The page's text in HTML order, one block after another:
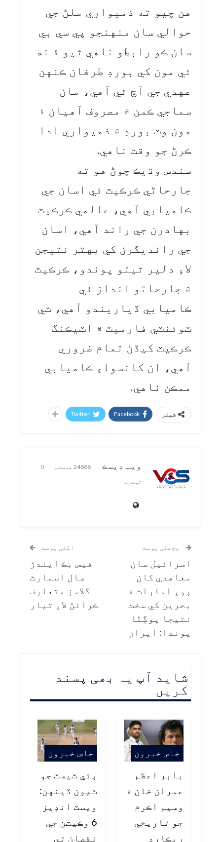
هن چيو ته ذميواري ملڻ جي
حوالي سان منهنجو پي سي بي
سان ڪو رابطو ناهي ٿيو ۽ نه
ئي مون کي بورڊ طرفان ڪنهن
عهدي جي آڇ ٿي آهي، مان
سماجي ڪمن ۾ مصروف آهيان ۽
مون وٽ بورڊ ۾ ذميواري ادا
ڪرڻ جو وقت ناهي.
سندس وڌيڪ چوڻ هو ته
جارحاڻي ڪرڪيٽ ئي اسان جي
ڪاميابي آهي، عالمي ڪرڪيٽ
بهادرن جي راند آهي، اسان
جي رانديگرن کي بهتر نتيجن
لاءِ دلير ٿيڻو پوندو، ڪرڪيٽ
۾ جارحاڻو انداز ئي
ڪاميابي ڏياريندو آهي، ٽي
ٽوئنٽي فارميٽ ۾ اٽيڪنگ
ڪرڪيٽ کيڏڻ تمام ضروري
آهي، ان کانسواءِ ڪاميابي
ممڪن ناهي.
شیئر Facebook
Twitter
ويب ڊيسڪ 24888 پوسٹس
0
تبصرے
پچھلی پوسٹ
اسرائيل سان
معاهدي کان
پوءِ امارات ۽
بحرين کي سخت
نتيجا ڀوڳڻا
پوندا: ايران
اگلی پوسٹ
فيس بڪ ايندڙ
سال اسمارٽ
گلاسز متعارف
ڪرائڻ لاءِ تيار
شاید آپ یہ بھی پسند
کریں
خاص خبرون
بابر اعظم
عمران خان ۽
وسيم اڪرم
جو تاريخي
ريڪارڊ
خاص خبرون
ٻئي ٽيسٽ جو
ٽيون ڏينهن:
ويسٽ انڊيز
6 وڪيٽن جي
نقصان تي